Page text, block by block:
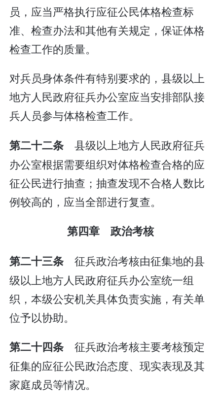
员，应当严格执行应征公民体格检查标
准、检查办法和其他有关规定，保证体格
检查工作的质量。
对兵员身体条件有特别要求的，县级以上
地方人民政府征兵办公室应当安排部队接
兵人员参与体格检查工作。
第二十二条 县级以上地方人民政府征兵
办公室根据需要组织对体格检查合格的应
征公民进行抽查；抽查发现不合格人数比
例较高的，应当全部进行复查。
第四章 政治考核
第二十三条 征兵政治考核由征集地的县
级以上地方人民政府征兵办公室统一组
织，本级公安机关具体负责实施，有关单
位予以协助。
第二十四条 征兵政治考核主要考核预定
征集的应征公民政治态度、现实表现及其
家庭成员等情况。